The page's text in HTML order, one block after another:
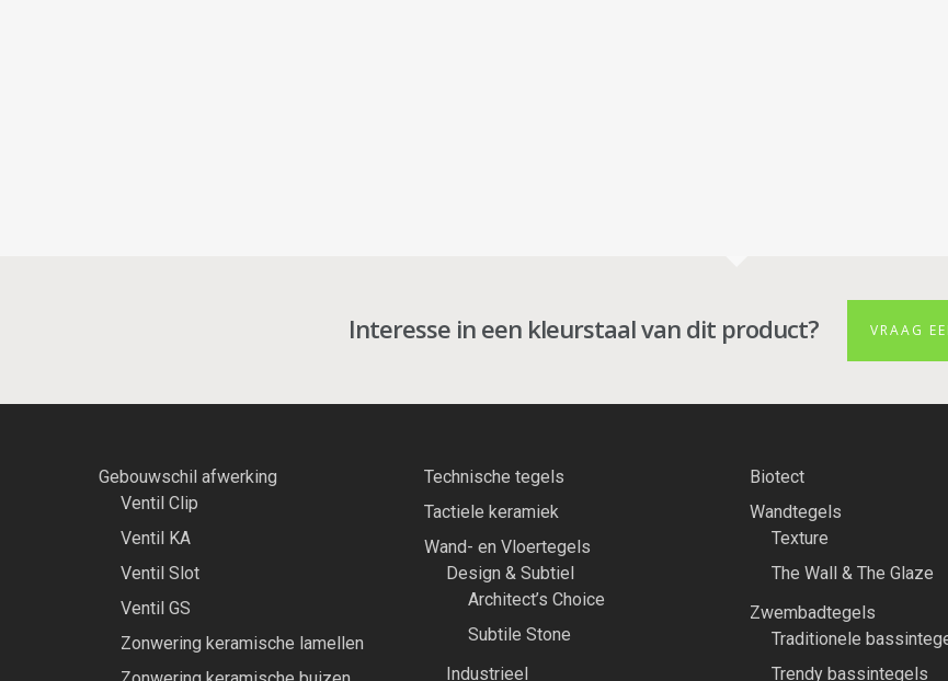
Interesse in een kleurstaal van dit product? VRAAG
Gebouwschil afwerking
Ventil Clip
Ventil KA
Ventil Slot
Ventil GS
Zonwering keramische lamellen
Technische tegels
Tactiele keramiek
Wand- en Vloertegels
Design & Subtiel
Architect’s Choice
Subtile Stone
Industrieel
Biotect
Wandtegels
Texture
The Wall & The Glaze
Zwembadtegels
Traditionele
Trendy bassintegels